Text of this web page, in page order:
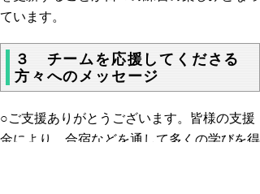
ています。
３ チームを応援してくださる
方々へのメッセージ
○ご支援ありがとうございます。皆様の支援
金により、合宿などを通して多くの学びを得